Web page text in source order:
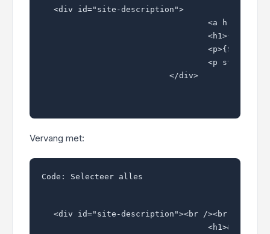
<div id="site-description">
			</div>
Vervang met:
Code: Selecteer alles
<div id="site-description"><br /><br />